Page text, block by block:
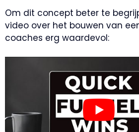
Om dit concept beter te
video over het bouwen van
coaches erg waardevol: